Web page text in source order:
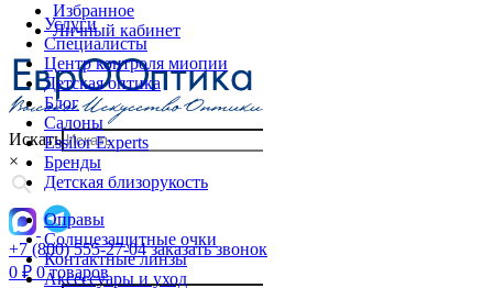
Избранное
Личный кабинет
Искать
×
+7 (800) 555-27-04 заказать звонок
0 ₽ 0 товаров
Услуги
Специалисты
Центр контроля миопии
Детская оптика
Блог
Салоны
Essilor Experts
Бренды
Детская близорукость
Оправы
Солнцезащитные очки
Контактные линзы
Аксессуары и уход